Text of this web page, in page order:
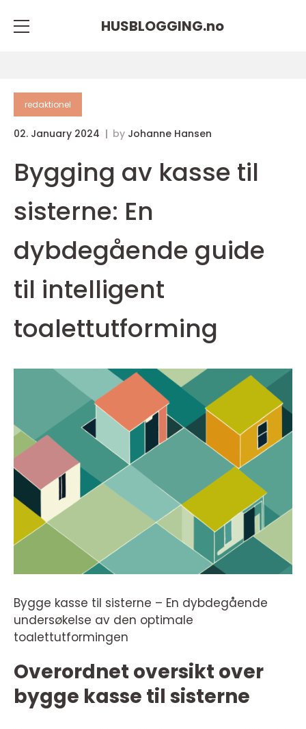
HUSBLOGGING.no
redaktionel
02. January 2024 by Johanne Hansen
Bygging av kasse til
sisterne: En
dybdegående guide
til intelligent
toalettutforming
Bygge kasse til sisterne – En dybdegående
undersøkelse av den optimale
toalettutformingen
Overordnet oversikt over
bygge kasse til sisterne